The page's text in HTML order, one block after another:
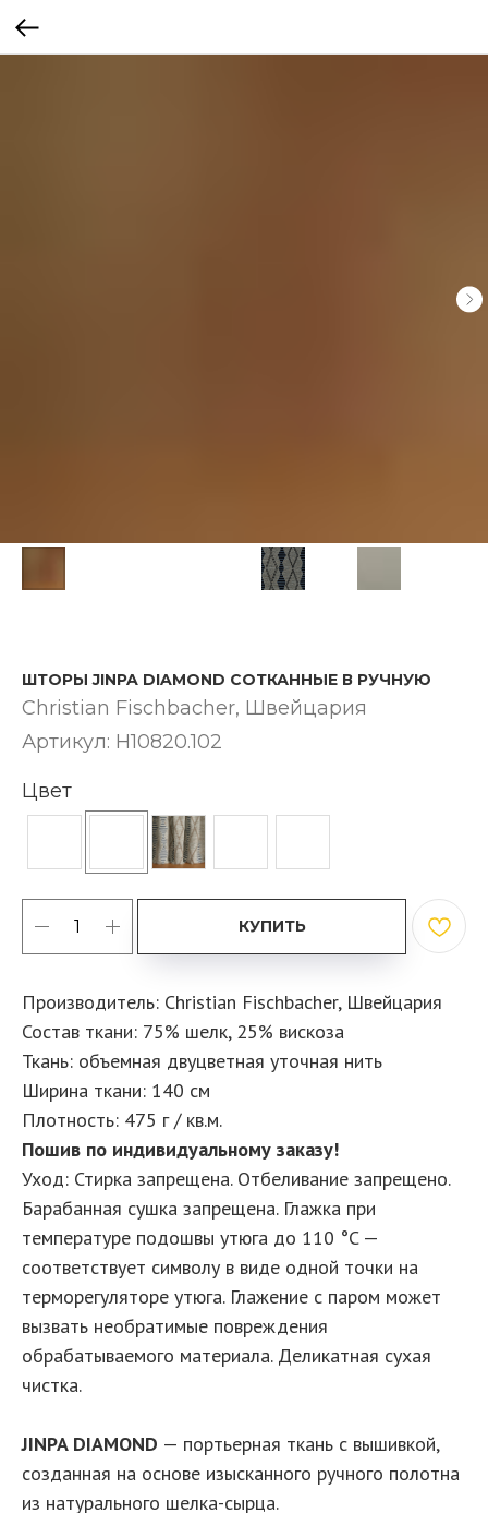
ШТОРЫ JINPA DIAMOND СОТКАННЫЕ В РУЧНУЮ
Christian Fischbacher, Швейцария
Артикул: H10820.102
Цвет
КУПИТЬ
Производитель: Christian Fischbacher, Швейцария
Состав ткани: 75% шелк, 25% вискоза
Ткань: объемная двуцветная уточная нить
Ширина ткани: 140 см
Плотность: 475 г / кв.м.
Пошив по индивидуальному заказу!
Уход: Стирка запрещена. Отбеливание запрещено.
Барабанная сушка запрещена. Глажка при
температуре подошвы утюга до 110 °C —
соответствует символу в виде одной точки на
терморегуляторе утюга. Глажение с паром может
вызвать необратимые повреждения
обрабатываемого материала. Деликатная сухая
чистка.
JINPA DIAMOND — портьерная ткань с вышивкой,
созданная на основе изысканного ручного полотна
из натурального шелка-сырца.